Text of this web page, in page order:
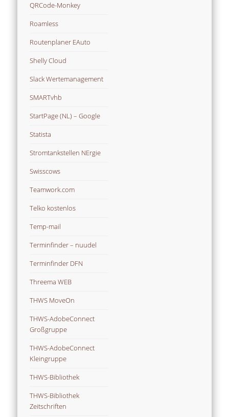
QRCode-Monkey
Roamless
Routenplaner EAuto
Shelly Cloud
Slack Wertemanagement
SMARTvhb
StartPage (NL) – Google
Statista
Stromtankstellen NErgie
Swisscows
Teamwork.com
Telko kostenlos
Temp-mail
Terminfinder – nuudel
Terminfinder DFN
Threema WEB
THWS MoveOn
THWS-AdobeConnect
Großgruppe
THWS-AdobeConnect
Kleingruppe
THWS-Bibliothek
THWS-Bibliothek
Zeitschriften